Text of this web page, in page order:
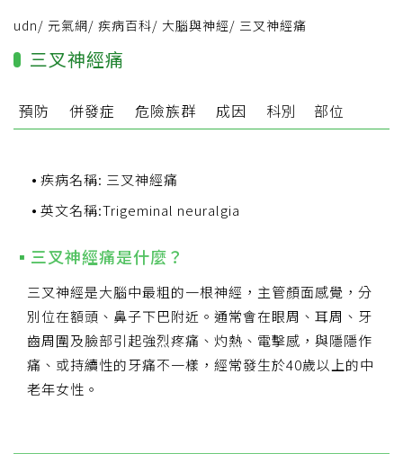
udn/ 元氣網/ 疾病百科/ 大腦與神經/ 三叉神經痛
三叉神經痛
預防 併發症 危險族群 成因 科別 部位
疾病名稱: 三叉神經痛
英文名稱:Trigeminal neuralgia
三叉神經痛是什麼？
三叉神經是大腦中最粗的一根神經，主管顏面感覺，分
別位在額頭、鼻子下巴附近。通常會在眼周、耳周、牙
齒周圍及臉部引起強烈疼痛、灼熱、電擊感，與隱隱作
痛、或持續性的牙痛不一樣，經常發生於40歲以上的中
老年女性。